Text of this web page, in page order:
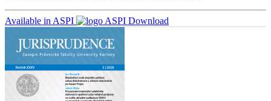
Available in ASPI Download